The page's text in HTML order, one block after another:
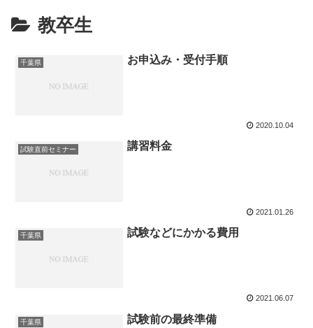
教卒生
千葉県 お申込み・受付手順
2020.10.04
試験直前セミナー 講習料金
2021.01.26
千葉県 試験などにかかる費用
2021.06.07
千葉県 試験前の最終準備